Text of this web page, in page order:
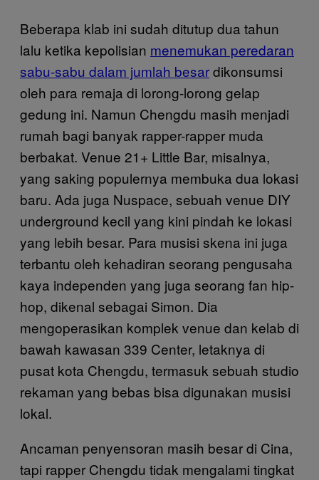
Beberapa klab ini sudah ditutup dua tahun
lalu ketika kepolisian menemukan peredaran
sabu-sabu dalam jumlah besardikonsumsi
oleh para remaja di lorong-lorong gelap
gedung ini. Namun Chengdu masih menjadi
rumah bagi banyak rapper-rapper muda
berbakat. Venue 21+ Little Bar, misalnya,
yang saking populernya membuka dua lokasi
baru. Ada juga Nuspace, sebuah venue DIY
underground kecil yang kini pindah ke lokasi
yang lebih besar. Para musisi skena ini juga
terbantu oleh kehadiran seorang pengusaha
kaya independen yang juga seorang fan hip-
hop, dikenal sebagai Simon. Dia
mengoperasikan komplek venue dan kelab di
bawah kawasan 339 Center, letaknya di
pusat kota Chengdu, termasuk sebuah studio
rekaman yang bebas bisa digunakan musisi
lokal.
Ancaman penyensoran masih besar di Cina,
tapi rapper Chengdu tidak mengalami tingkat